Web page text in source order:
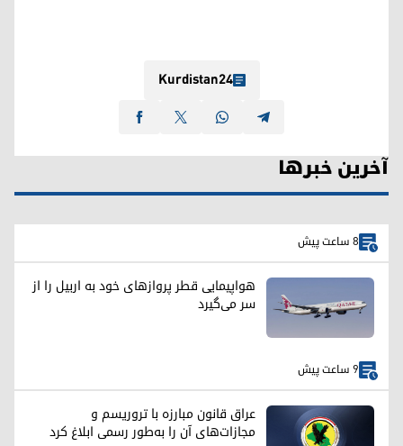
Kurdistan24
آخرین خبرها
8 ساعت پیش
هواپیمایی قطر پروازهای خود به اربیل را از
سر می‌گیرد
9 ساعت پیش
عراق قانون مبارزه با تروریسم و
مجازات‌های آن را به‌طور رسمی ابلاغ کرد